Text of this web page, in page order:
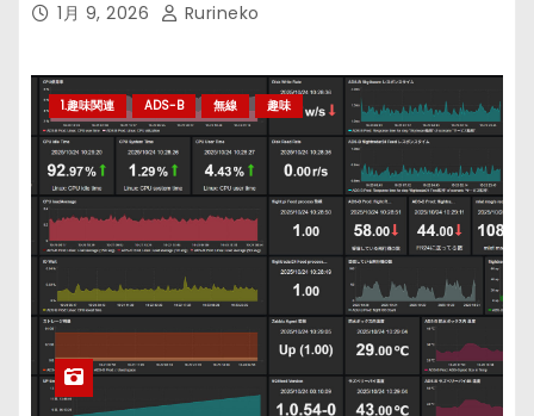
1月 9, 2026 Rurineko
1.趣味関連 ADS-B 無線 趣味